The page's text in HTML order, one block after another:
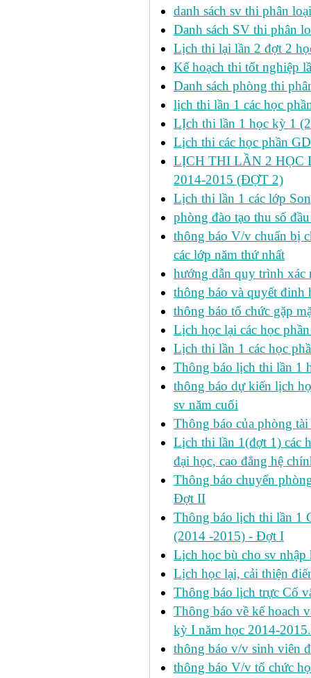
danh sách sv thi phân
Danh sách SV thi phân
Lịch thi lại lần 2 đợt 2
Kế hoạch thi tốt nghiệp
Danh sách phòng thi
lịch thi lần 1 các học
LỊch thi lần 1 học kỳ 1
Lịch thi các học phần
LỊCH THI LẦN 2
2014-2015 (ĐỢT 2)
Lịch thi lần 1 các lớp
phòng đào tạo thu sổ
thông báo V/v chuẩn bị
các lớp năm thứ nhất
hướng dẫn quy trình xác
thông báo và quyết đinh
thông báo tổ chức gặp
Lịch học lại các học
Lịch thi lần 1 các học
Thông báo lịch thi lần 1
thông báo dự kiến lịch
sv năm cuối
Thông báo của phòng
Lịch thi lần 1(đợt 1) các
đại học, cao đẳng hệ
Thông báo chuyển
Đợt II
Thông báo lịch thi lần 1
(2014 -2015) - Đợt I
Lịch học bù cho sv
Lịch học lại, cải thiện
Thông báo lịch trực Cố
Thông báo về kế hoach
kỳ I năm học 2014-2015.
thông báo v/v sinh viên
thông báo V/v tổ chức